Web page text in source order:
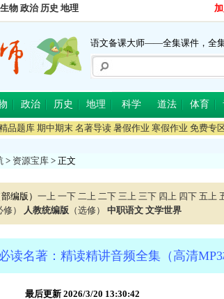
生物 政治 历史 地理
语文备课大师——全集课件，全
政治 历史 地理 科学 道法 体育
品题库 期中期末 名著导读 暑假作业 寒假作业 免费专
> 资源宝库 > 正文
部编版） 一上 一下 二上 二下 三上 三下 四上 四下 五上
修） 人教统编版 （选修） 中职语文 文学世界
读名著：精读精讲音频全集（高清MP3
最后更新 2026/3/20 13:30:42